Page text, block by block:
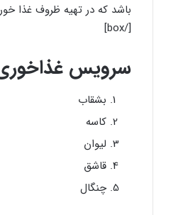
باشد که در تهیه ظروف غذا
[/box]
سرویس غذاخوری ۵ تیکه بامبو شامل چی می
بشقاب
کاسه
لیوان
قاشق
چنگال